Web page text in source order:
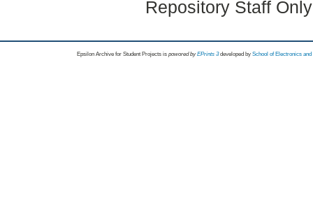
Repository Staff
Epsilon Archive for Student Projects is powored byEPrints 3 developed by School of Electronics